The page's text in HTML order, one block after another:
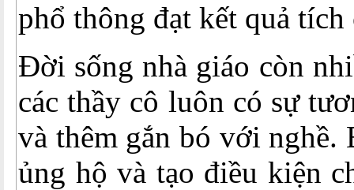
phổ thông đạt kết quả tích
Đời sống nhà giáo còn
các thầy cô luôn có sự
và thêm gắn bó với
ủng hộ và tạo điều kiện